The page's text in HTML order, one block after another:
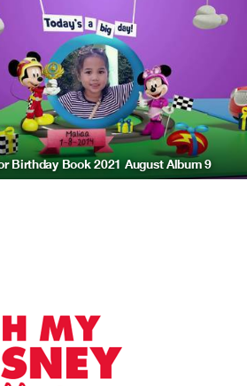
Birthday Book 2021 August Album 9